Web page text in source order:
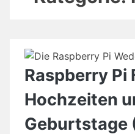
Raspberry Pi
Hochzeiten
Geburtstage